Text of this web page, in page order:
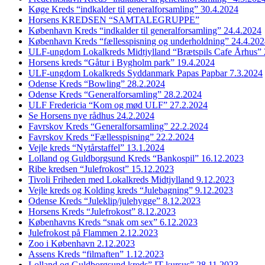
Køge Kreds “indkalder til generalforsamling” 30.4.2024
Horsens KREDSEN “SAMTALEGRUPPE”
København Kreds “indkalder til generalforsamling” 24.4.2024
København Kreds “fællesspisning og underholdning”
ULF-ungdom Lokalkreds Midtjylland “Brætspils Cafe Århus”
Horsens kreds “Gåtur i Bygholm park” 19.4.2024
ULF-ungdom Lokalkreds Syddanmark Papas Papbar 7.3.2024
Odense Kreds “Bowling” 28.2.2024
Odense Kreds “Generalforsamling” 28.2.2024
ULF Fredericia “Kom og mød ULF” 27.2.2024
Se Horsens nye rådhus 24.2.2024
Favrskov Kreds “Generalforsamling” 22.2.2024
Favrskov Kreds “Fællesspisning” 22.2.2024
Vejle kreds “Nytårstaffel” 13.1.2024
Lolland og Guldborgsund Kreds “Bankospil” 16.12.2023
Ribe kredsen “Julefrokost” 15.12.2023
Tivoli Friheden med Lokalkreds Midtjylland 9.12.2023
Vejle kreds og Kolding kreds “Julebagning” 9.12.2023
Odense Kreds “Juleklip/julehygge” 8.12.2023
Horsens Kreds “Julefrokost” 8.12.2023
Københavns Kreds “snak om sex” 6.12.2023
Julefrokost på Flammen 2.12.2023
Zoo i København 2.12.2023
Assens Kreds “filmaften” 1.12.2023